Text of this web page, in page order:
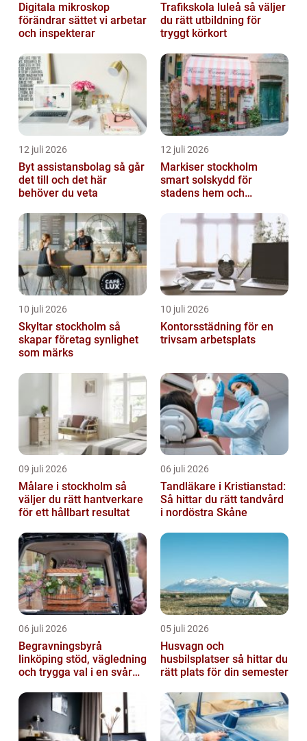
Digitala mikroskop
förändrar sättet vi arbetar
och inspekterar
Trafikskola luleå så väljer
du rätt utbildning för
tryggt körkort
12 juli 2026
Byt assistansbolag så går
det till och det här
behöver du veta
12 juli 2026
Markiser stockholm
smart solskydd för
stadens hem och
10 juli 2026
Skyltar stockholm så
skapar företag synlighet
som märks
10 juli 2026
Kontorsstädning för en
trivsam arbetsplats
09 juli 2026
Målare i stockholm så
väljer du rätt hantverkare
för ett hållbart resultat
06 juli 2026
Tandläkare i Kristianstad:
Så hittar du rätt tandvård
i nordöstra Skåne
06 juli 2026
Begravningsbyrå
linköping stöd, vägledning
och trygga val i en svår
05 juli 2026
Husvagn och
husbilsplatser så hittar du
rätt plats för din semester